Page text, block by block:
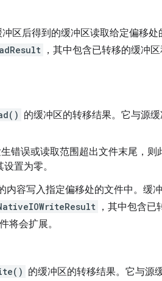
冲区后得到的缓冲区读取给定偏移处
，其中包含已转移的缓冲
的缓冲区的转移结果。它与源
错误或读取范围超出文件末尾，则
置为零。
内容写入指定偏移处的文件中。缓
，其中包含已
将会扩展。
的缓冲区的转移结果。它与源